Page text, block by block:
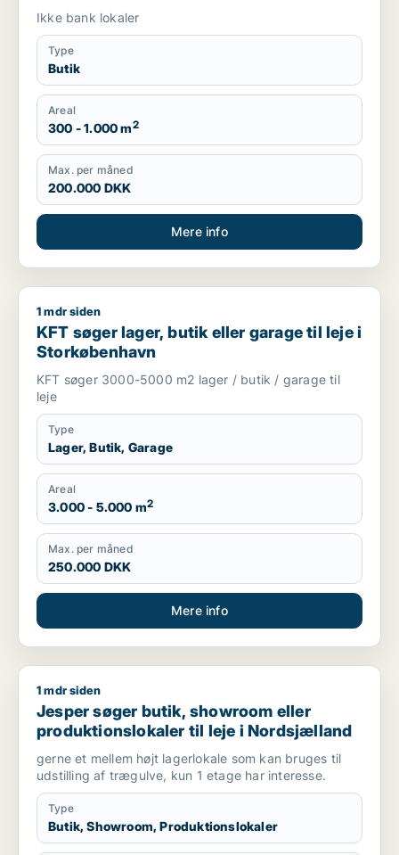
Ikke bank lokaler
Type
Butik
Areal
300 - 1.000 m2
Max. per måned
200.000 DKK
Mere info
KFT søger lager, butik eller garage til leje i Storkøbenhavn
1 mdr siden
KFT søger lager, butik eller garage til leje i
Storkøbenhavn
KFT søger 3000-5000 m2 lager / butik / garage til
leje
Type
Lager, Butik, Garage
Areal
3.000 - 5.000 m2
Max. per måned
250.000 DKK
Mere info
Jesper søger butik, showroom eller produktionslokaler til
1 mdr siden
Jesper søger butik, showroom eller
produktionslokaler til leje i Nordsjælland
gerne et mellem højt lagerlokale som kan bruges til
udstilling af trægulve, kun 1 etage har interesse.
Type
Butik, Showroom, Produktionslokaler